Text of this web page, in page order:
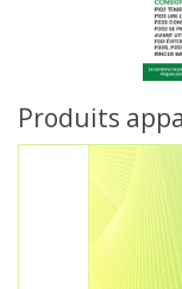
Produits